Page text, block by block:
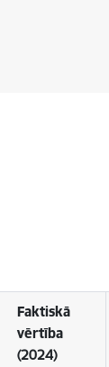
Faktiskā
vērtība
(2024)